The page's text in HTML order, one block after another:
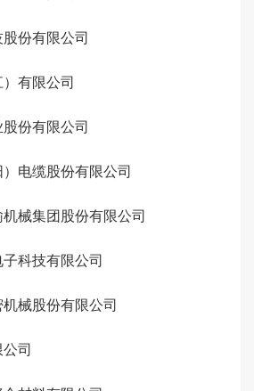
份有限公司
有限公司
份有限公司
电缆股份有限公司
械集团股份有限公司
科技有限公司
械股份有限公司
司